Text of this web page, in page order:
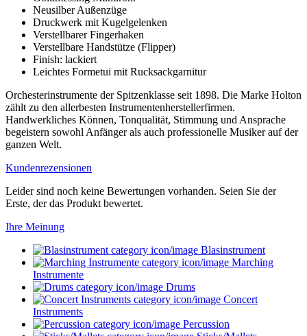
Neusilber Außenzüge
Druckwerk mit Kugelgelenken
Verstellbarer Fingerhaken
Verstellbare Handstütze (Flipper)
Finish: lackiert
Leichtes Formetui mit Rucksackgarnitur
Orchesterinstrumente der Spitzenklasse seit 1898. Die Marke Holton
zählt zu den allerbesten Instrumentenherstellerfirmen.
Handwerkliches Können, Tonqualität, Stimmung und Ansprache
begeistern sowohl Anfänger als auch professionelle Musiker auf der
ganzen Welt.
Kundenrezensionen
Leider sind noch keine Bewertungen vorhanden. Seien Sie der
Erste, der das Produkt bewertet.
Ihre Meinung
Blasinstrument
Marching
Instrumente
Drums
Concert
Instruments
Percussion